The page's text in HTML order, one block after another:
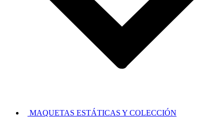
MAQUETAS ESTÁTICAS Y COLECCIÓN